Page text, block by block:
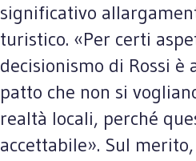
significativo
turistico. «Per certi
decisionismo di Rossi è
patto che non si
realtà locali, perché
accettabile». Sul